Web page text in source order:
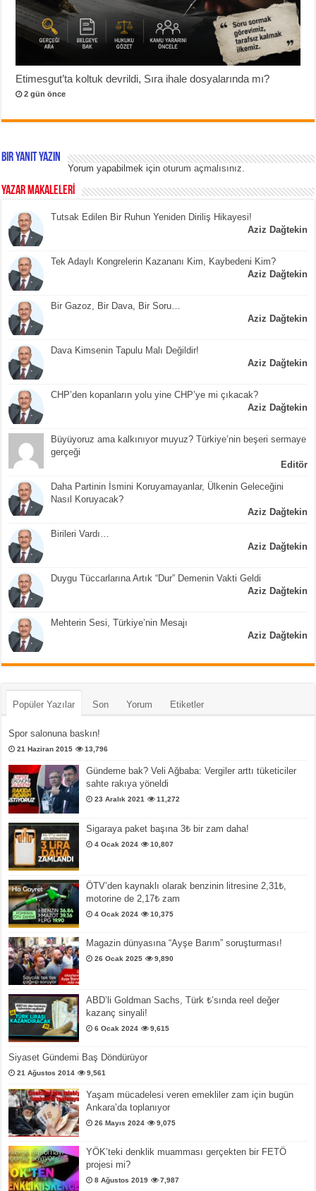
Etimesgut’ta koltuk devrildi, Sıra ihale dosyalarında mı?
2 gün önce
Bir yanıt yazın
Yorum yapabilmek içinoturum açmalısınız.
YAZAR MAKALELERİ
Tutsak Edilen Bir Ruhun Yeniden Diriliş Hikayesi!
Aziz Dağtekin
Tek Adaylı Kongrelerin Kazananı Kim, Kaybedeni Kim?
Aziz Dağtekin
Bir Gazoz, Bir Dava, Bir Soru…
Aziz Dağtekin
Dava Kimsenin Tapulu Malı Değildir!
Aziz Dağtekin
CHP’den kopanların yolu yine CHP’ye mi çıkacak?
Aziz Dağtekin
Büyüyoruz ama kalkınıyor muyuz? Türkiye’nin beşeri sermaye
gerçeği
Editör
Daha Partinin İsmini Koruyamayanlar, Ülkenin Geleceğini
Nasıl Koruyacak?
Aziz Dağtekin
Birileri Vardı…
Aziz Dağtekin
Duygu Tüccarlarına Artık “Dur” Demenin Vakti Geldi
Aziz Dağtekin
Mehterin Sesi, Türkiye’nin Mesajı
Aziz Dağtekin
Popüler Yazılar Son Yorum Etiketler
Spor salonuna baskın!
21 Haziran 2015 13,796
Gündeme bak? Veli Ağbaba: Vergiler arttı tüketiciler
sahte rakıya yöneldi
23 Aralık 2021 11,272
Sigaraya paket başına 3₺ bir zam daha!
4 Ocak 2024 10,807
ÖTV’den kaynaklı olarak benzinin litresine 2,31₺,
motorine de 2,17₺ zam
4 Ocak 2024 10,375
Magazin dünyasına “Ayşe Barım” soruşturması!
26 Ocak 2025 9,890
ABD’li Goldman Sachs, Türk ₺’sında reel değer
kazanç sinyali!
6 Ocak 2024 9,615
Siyaset Gündemi Baş Döndürüyor
21 Ağustos 2014 9,561
Yaşam mücadelesi veren emekliler zam için bugün
Ankara’da toplanıyor
26 Mayıs 2024 9,075
YÖK’teki denklik muamması gerçekten bir FETÖ
projesi mi?
8 Ağustos 2019 7,987